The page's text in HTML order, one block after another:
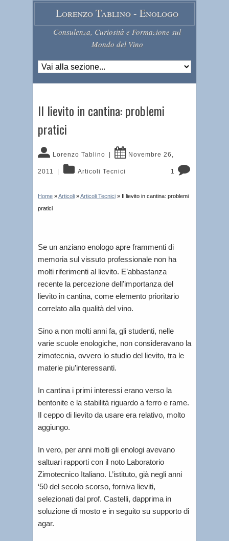
Lorenzo Tablino - Enologo
Consulenza, Curiosità e Formazione sul
Mondo del Vino
Il lievito in cantina: problemi
pratici
Lorenzo Tablino Novembre 26,
2011 Articoli Tecnici 1
Home »Articoli »Articoli Tecnici » Il lievito in cantina: problemi
pratici
Se un anziano enologo apre frammenti di
memoria sul vissuto professionale non ha
molti riferimenti al lievito. E’abbastanza
recente la percezione dell’importanza del
lievito in cantina, come elemento prioritario
correlato alla qualità del vino.
Sino a non molti anni fa, gli studenti, nelle
varie scuole enologiche, non consideravano la
zimotecnia, ovvero lo studio del lievito, tra le
materie piu’interessanti.
In cantina i primi interessi erano verso la
bentonite e la stabilità riguardo a ferro e rame.
Il ceppo di lievito da usare era relativo, molto
aggiungo.
In vero, per anni molti gli enologi avevano
saltuari rapporti con il noto Laboratorio
Zimotecnico Italiano. L’istituto, già negli anni
‘50 del secolo scorso, forniva lieviti,
selezionati dal prof. Castelli, dapprima in
soluzione di mosto e in seguito su supporto di
agar.